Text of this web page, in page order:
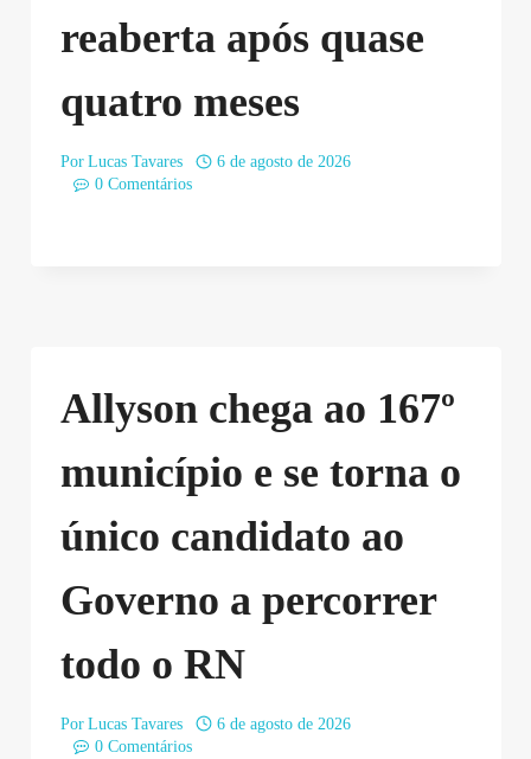
reaberta após quase
quatro meses
Por Lucas Tavares
6 de agosto de 2026
0 Comentários
Allyson chega ao 167º
município e se torna o
único candidato ao
Governo a percorrer
todo o RN
Por Lucas Tavares
6 de agosto de 2026
0 Comentários